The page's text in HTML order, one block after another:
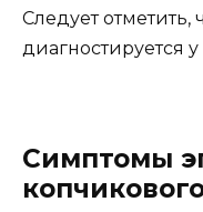
Следует отметить,
диагностируется
Симптомы